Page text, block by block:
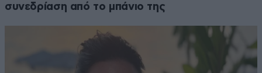
συνεδρίαση από το μπάνιο της